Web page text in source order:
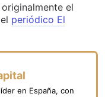
el
periódico El
en España, con